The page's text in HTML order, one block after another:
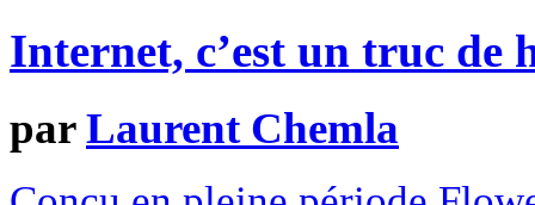
Internet, c’est un truc de
parLaurent Chemla